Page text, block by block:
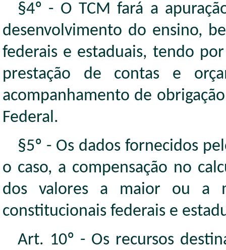
§4º - O TCM fará a
desenvolvimento do ensino,
federais e estaduais, tendo
prestação de contas e
acompanhamento de
Federal.
§5º - Os dados fornecidos
o caso, a compensação no
dos valores a maior ou a
constitucionais federais e
Art. 10º - Os recursos